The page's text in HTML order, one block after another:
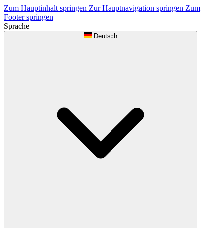
Zum Hauptinhalt springen Zur Hauptnavigation springen Zum
Footer springen
Sprache
Deutsch